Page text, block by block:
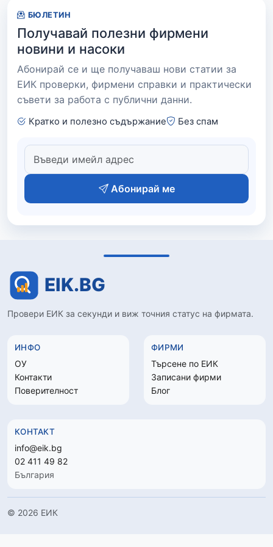
БЮЛЕТИН
Получавай полезни фирмени
новини и насоки
Абонирай се и ще получаваш нови статии за
ЕИК проверки, фирмени справки и практически
съвети за работа с публични данни.
Кратко и полезно съдържание Без спам
Абонирай ме
Провери ЕИК за секунди и виж точния статус на фирмата.
ИНФО
ОУ
Контакти
Поверителност
ФИРМИ
Търсене по ЕИК
Записани фирми
Блог
КОНТАКТ
info@eik.bg
02 411 49 82
България
© 2026 ЕИК